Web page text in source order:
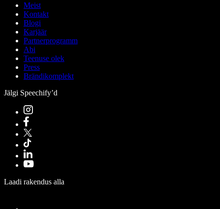
Meist
Kontakt
Blogi
Karjäär
Partnerprogramm
Abi
Teenuse olek
Press
Brändikomplekt
Jälgi Speechify’d
Laadi rakendus alla